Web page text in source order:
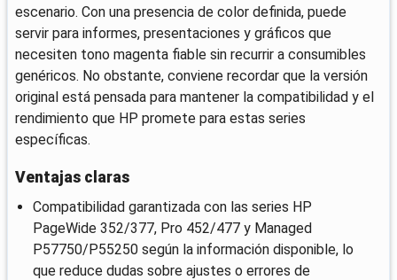
escenario. Con una presencia de color definida, puede
servir para informes, presentaciones y gráficos que
necesiten tono magenta fiable sin recurrir a consumibles
genéricos. No obstante, conviene recordar que la versión
original está pensada para mantener la compatibilidad y el
rendimiento que HP promete para estas series
específicas.
Ventajas claras
Compatibilidad garantizada con las series HP
PageWide 352/377, Pro 452/477 y Managed
P57750/P55250 según la información disponible, lo
que reduce dudas sobre ajustes o errores de